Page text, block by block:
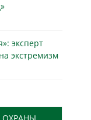
эксперт
экстремизм